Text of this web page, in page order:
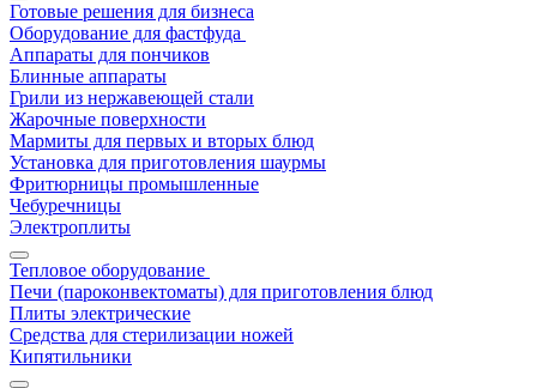
Готовые решения для бизнеса
Оборудование для фастфуда
Аппараты для пончиков
Блинные аппараты
Грили из нержавеющей стали
Жарочные поверхности
Мармиты для первых и вторых блюд
Установка для приготовления шаурмы
Фритюрницы промышленные
Чебуречницы
Электроплиты
Тепловое оборудование
Печи (пароконвектоматы) для приготовления блюд
Плиты электрические
Средства для стерилизации ножей
Кипятильники